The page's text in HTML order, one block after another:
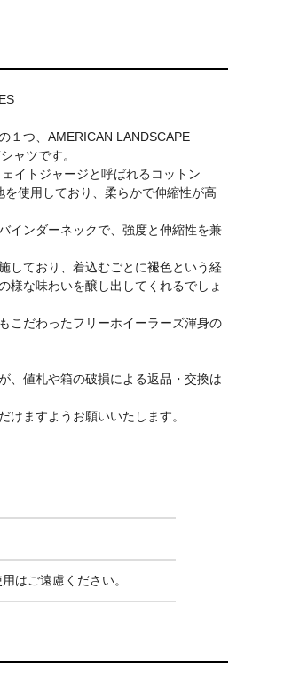
１つ、AMERICAN LANDSCAPE
ャツです。
イトジャージと呼ばれるコットン
使用しており、柔らかで伸縮性が高
インダーネックで、強度と伸縮性を兼
しており、着込むごとに褪色という経
様な味わいを醸し出してくれるでしょ
こだわったフリーホイーラーズ渾身の
、値札や箱の破損による返品・交換は
けますようお願いいたします。
はご遠慮ください。